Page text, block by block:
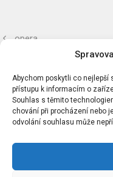
Abychom poskytli co nejlepší
přístupu k informacím o
Souhlas s těmito
chování při procházení nebo
odvolání souhlasu může
opera
pohádkové neděle
Chcete